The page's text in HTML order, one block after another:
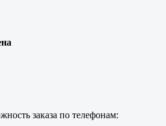
заказа по телефонам: